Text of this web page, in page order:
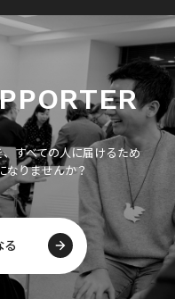
すべての人に届けるため
なりませんか？
る